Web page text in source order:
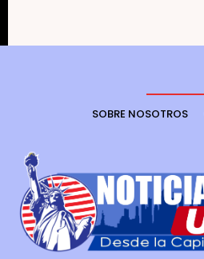
SOBRE NOSOTROS